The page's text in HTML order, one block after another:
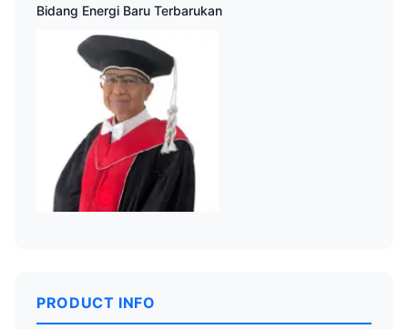
Bidang Energi Baru Terbarukan
PRODUCT INFO